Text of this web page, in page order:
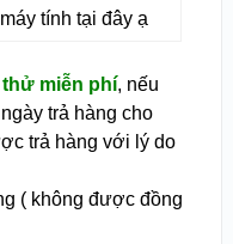
tính tại đây ạ
miễn phí, nếu
trả hàng cho
trả hàng với lý do
( không được đồng